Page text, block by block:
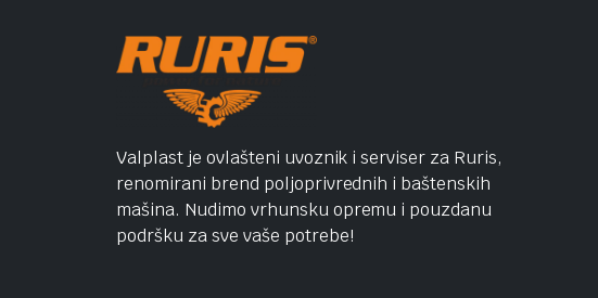
Valplast je ovlašteni uvoznik i serviser za Ruris,
renomirani brend poljoprivrednih i baštenskih
mašina. Nudimo vrhunsku opremu i pouzdanu
podršku za sve vaše potrebe!